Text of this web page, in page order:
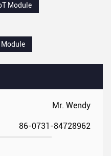
Mr. Wendy
86-0731-84728962
Module